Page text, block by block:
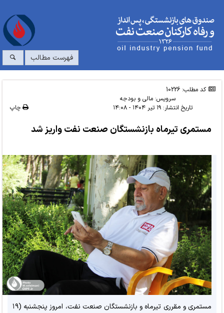
فهرست مطالب
کد مطلب: 10226
سرویس:مالی و بودجه
تاریخ انتشار:۱۹ تیر ۱۴۰۴ - ۱۴:۰۸ چاپ
مستمری تیرماه بازنشستگان صنعت نفت واریز شد
مستمری و مقرری تیرماه و بازنشستگان صنعت نفت، امروز پنجشنبه (۱۹